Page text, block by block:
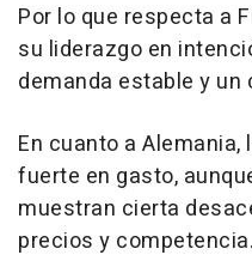
Por lo que respecta a
su liderazgo en
demanda estable y
En cuanto a
fuerte en gasto,
muestran cierta
precios y competencia.